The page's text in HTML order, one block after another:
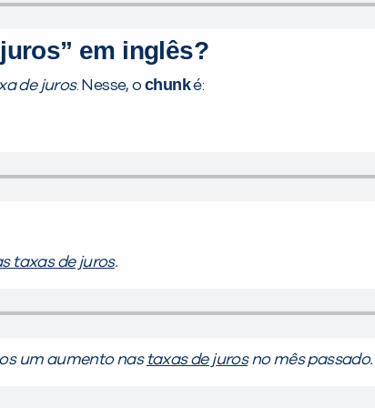
em inglês?
de juros. Nesse, ochunké:
taxas de juros.
um aumento nas taxas de jurosno mês passado.